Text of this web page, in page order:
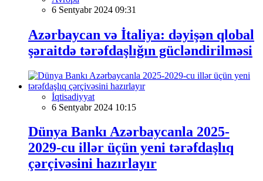
6 Sentyabr 2024 09:31
Azərbaycan və İtaliya: dəyişən qlobal
şəraitdə tərəfdaşlığın gücləndirilməsi
İqtisadiyyat
6 Sentyabr 2024 10:15
Dünya Bankı Azərbaycanla 2025-
2029-cu illər üçün yeni tərəfdaşlıq
çərçivəsini hazırlayır